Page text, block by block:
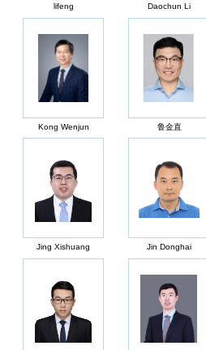
lifeng Daochun Li
Kong Wenjun 鲁金直
Jing Xishuang Jin Donghai